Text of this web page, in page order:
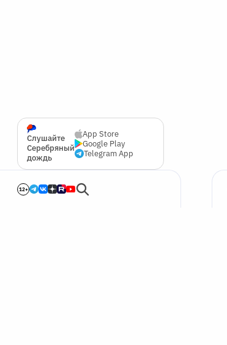
Слушайте
Серебряный
дождь
App Store
Google Play
Telegram App
12+